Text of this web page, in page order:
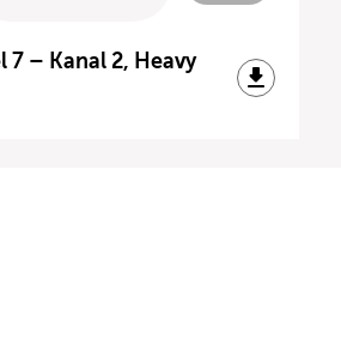
7 – Kanal 2, Heavy